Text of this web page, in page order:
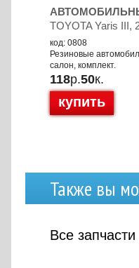
TOYOTA Yaris III,
код: 0808
Резиновые
салон, комплект.
118р.50к.
купить
Также вы
Все